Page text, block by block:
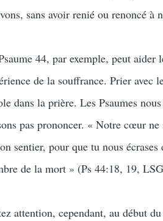
sans avoir renié ou renoncé
44, par exemple, peut
de la souffrance. Prier avec
dans la prière. Les Psaumes
pas prononcer. « Notre cœur
sentier, pour que tu nous
de la mort » (Ps 44:18, 19,
attention, cependant, au début